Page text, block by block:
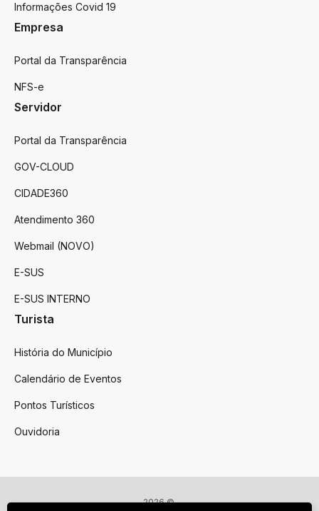
Informações Covid 19
Empresa
Portal da Transparência
NFS-e
Servidor
Portal da Transparência
GOV-CLOUD
CIDADE360
Atendimento 360
Webmail (NOVO)
E-SUS
E-SUS INTERNO
Turista
História do Município
Calendário de Eventos
Pontos Turísticos
Ouvidoria
2026 ©